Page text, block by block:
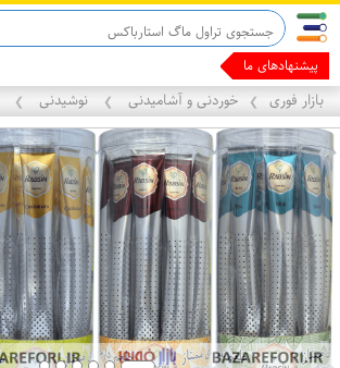
پیشنهادهای ما رو برای
بازار فوری ❯ خوردنی و آشامیدنی ❯ نوشیدنی ❯